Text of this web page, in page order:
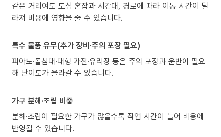
같은 거리여도 도심 혼잡과 시간대, 경로에 따라 이동 시간이 달
라져 비용에 영향을 줄 수 있습니다.
특수 물품 유무(추가 장비·주의 포장 필요)
피아노·돌침대·대형 가전·유리장 등은 주의 포장과 운반이 필요
해 난이도가 올라갈 수 있습니다.
가구 분해·조립 비중
분해·조립이 필요한 가구가 많을수록 작업 시간이 늘어 비용에
반영될 수 있습니다.